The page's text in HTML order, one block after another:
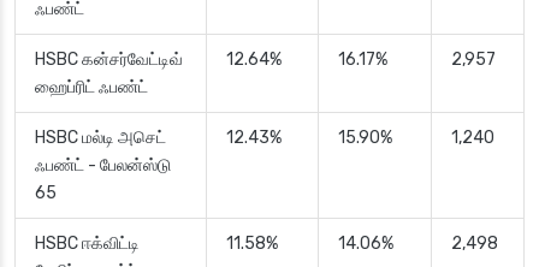
ஃபண்ட்
HSBC கன்சர்வேட்டிவ்
ஹைப்ரிட் ஃபண்ட்
12.64% 16.17% 2,957
HSBC மல்டி அசெட்
ஃபண்ட் - பேலன்ஸ்டு
65
12.43% 15.90% 1,240
HSBC ஈக்விட்டி
11.58% 14.06% 2,498